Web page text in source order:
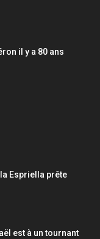
il y a 80 ans
Espriella prête
est à un tournant